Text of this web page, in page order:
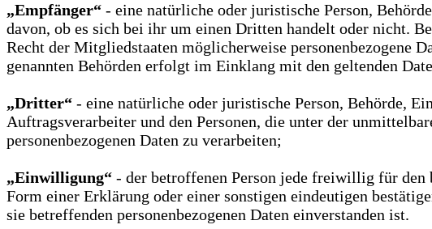
„Empfänger“ - eine natürliche oder juristische Person,
davon, ob es sich bei ihr um einen Dritten handelt oder nicht.
Recht der Mitgliedstaaten möglicherweise personenbezogene
genannten Behörden erfolgt im Einklang mit den geltenden
„Dritter“ - eine natürliche oder juristische Person, Behörde,
Auftragsverarbeiter und den Personen, die unter der
personenbezogenen Daten zu verarbeiten;
„Einwilligung“ - der betroffenen Person jede freiwillig für
Form einer Erklärung oder einer sonstigen eindeutigen
sie betreffenden personenbezogenen Daten einverstanden ist.